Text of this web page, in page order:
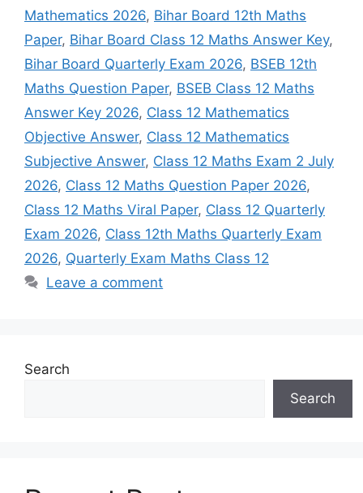
Mathematics 2026, Bihar Board 12th Maths
Paper, Bihar Board Class 12 Maths Answer Key,
Bihar Board Quarterly Exam 2026, BSEB 12th
Maths Question Paper, BSEB Class 12 Maths
Answer Key 2026, Class 12 Mathematics
Objective Answer, Class 12 Mathematics
Subjective Answer, Class 12 Maths Exam 2 July
2026, Class 12 Maths Question Paper 2026,
Class 12 Maths Viral Paper, Class 12 Quarterly
Exam 2026, Class 12th Maths Quarterly Exam
2026, Quarterly Exam Maths Class 12
Leave a comment
Search
Search